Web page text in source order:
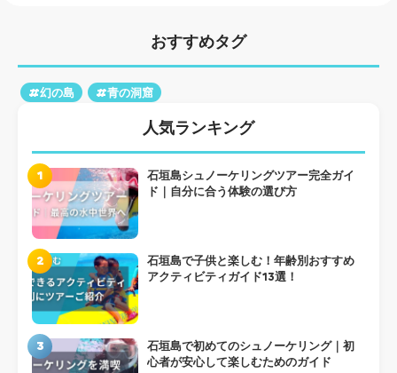
おすすめタグ
#幻の島 #青の洞窟
人気ランキング
1
石垣島シュノーケリングツアー完全ガイ
ド｜自分に合う体験の選び方
2
石垣島で子供と楽しむ！年齢別おすすめ
アクティビティガイド13選！
3
石垣島で初めてのシュノーケリング｜初
心者が安心して楽しむためのガイド